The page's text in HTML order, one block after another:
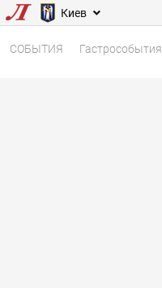
Киев
СОБЫТИЯ Гастрособытия